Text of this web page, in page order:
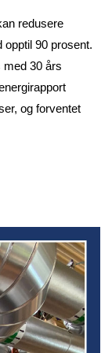
redusere
opptil 90 prosent.
med 30 års
og forventet